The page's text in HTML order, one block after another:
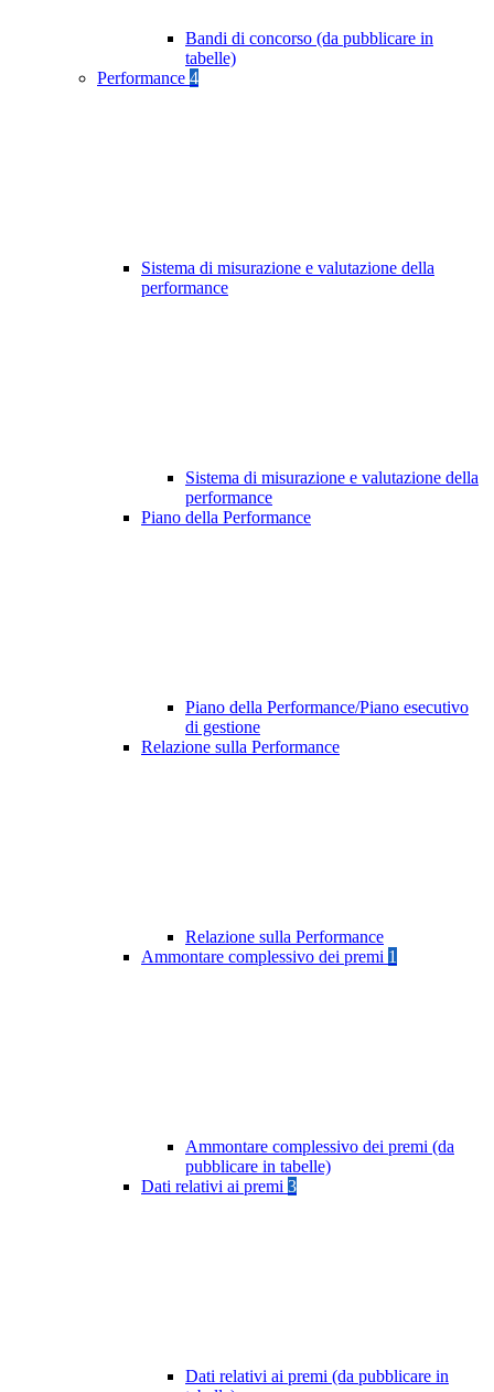
Bandi di concorso (da pubblicare in
tabelle)
Performance 4
Sistema di misurazione e valutazione della
performance
Sistema di misurazione e valutazione della
performance
Piano della Performance
Piano della Performance/Piano esecutivo
di gestione
Relazione sulla Performance
Relazione sulla Performance
Ammontare complessivo dei premi 1
Ammontare complessivo dei premi (da
pubblicare in tabelle)
Dati relativi ai premi 3
Dati relativi ai premi (da pubblicare in